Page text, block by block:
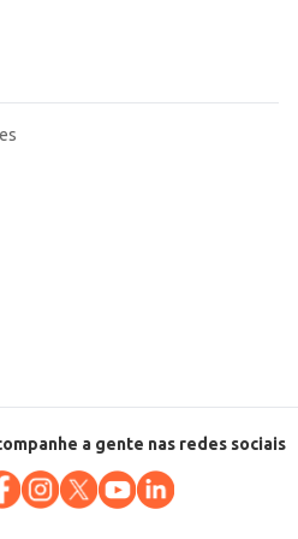
a gente nas redes sociais